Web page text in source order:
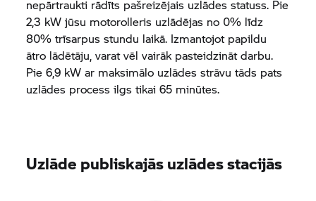
nepārtraukti rādīts pašreizējais uzlādes statuss. Pie
2,3 kW jūsu motorolleris uzlādējas no 0% līdz
80% trīsarpus stundu laikā. Izmantojot papildu
ātro lādētāju, varat vēl vairāk pasteidzināt darbu.
Pie 6,9 kW ar maksimālo uzlādes strāvu tāds pats
uzlādes process ilgs tikai 65 minūtes.
Uzlāde publiskajās uzlādes stacijās